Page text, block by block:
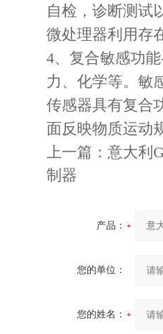
自检，诊断测试
微处理器利用存
4、复合敏感功
力、化学等。敏
传感器具有复合
面反映物质运动
上一篇： 意大利
制器
产品：
您的单位：
您的姓名：